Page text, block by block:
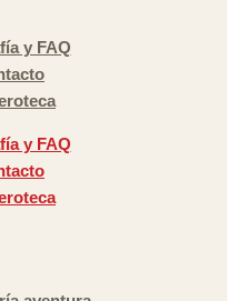
y FAQ
y FAQ